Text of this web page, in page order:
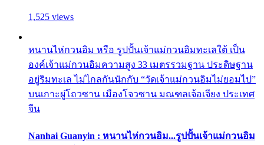
1,525 views
หนานไห่กวนอิม หรือ รูปปั้นเจ้าแม่กวนอิมทะเลใต้ เป็น
องค์เจ้าแม่กวนอิมความสูง 33 เมตรรวมฐาน ประดิษฐาน
อยู่ริมทะเล ไม่ไกลกันนักกับ “วัดเจ้าแม่กวนอิมไม่ยอมไป”
บนเกาะผู่โถวซาน เมืองโจวซาน มณฑลเจ้อเจียง ประเทศ
จีน
Nanhai Guanyin : หนานไห่กวนอิม...รูปปั้นเจ้าแม่กวนอิม